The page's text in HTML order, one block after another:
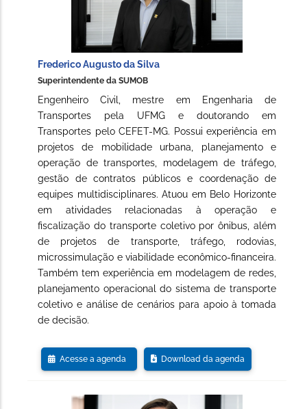
Frederico Augusto da Silva
Superintendente da SUMOB
Engenheiro Civil, mestre em Engenharia de
Transportes pela UFMG e doutorando em
Transportes pelo CEFET-MG. Possui experiência em
projetos de mobilidade urbana, planejamento e
operação de transportes, modelagem de tráfego,
gestão de contratos públicos e coordenação de
equipes multidisciplinares. Atuou em Belo Horizonte
em atividades relacionadas à operação e
fiscalização do transporte coletivo por ônibus, além
de projetos de transporte, tráfego, rodovias,
microssimulação e viabilidade econômico-financeira.
Também tem experiência em modelagem de redes,
planejamento operacional do sistema de transporte
coletivo e análise de cenários para apoio à tomada
de decisão.
Acesse a agenda Download da agenda